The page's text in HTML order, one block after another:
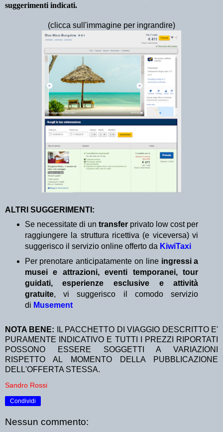
suggerimenti indicati.
(clicca sull'immagine per ingrandire)
ALTRI SUGGERIMENTI:
Se necessitate di un transfer privato low cost per
raggiungere la struttura ricettiva (e viceversa) vi
suggerisco il servizio online offerto da KiwiTaxi
Per prenotare anticipatamente on line ingressi a
musei e attrazioni, eventi temporanei, tour
guidati, esperienze esclusive e attività
gratuite, vi suggerisco il comodo servizio
di Musement
NOTA BENE:
IL PACCHETTO DI VIAGGIO DESCRITTO E'
PURAMENTE INDICATIVO E TUTTI I PREZZI RIPORTATI
POSSONO ESSERE SOGGETTI A VARIAZIONI
RISPETTO AL MOMENTO DELLA PUBBLICAZIONE
DELL'OFFERTA STESSA.
Sandro Rossi
Condividi
Nessun commento: